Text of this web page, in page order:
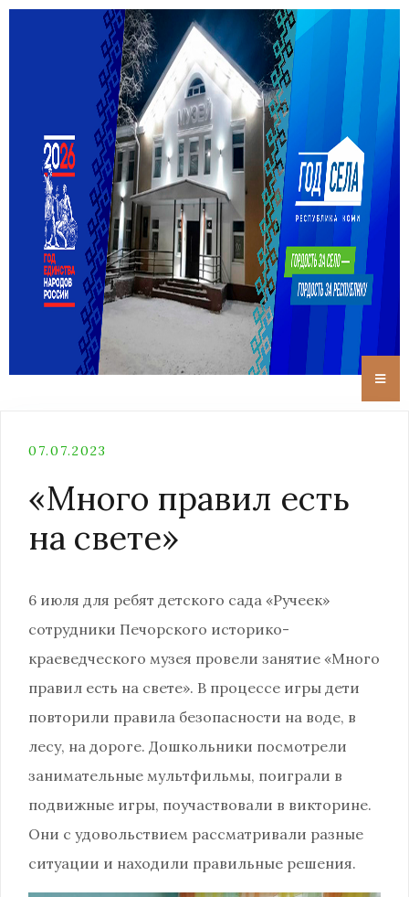
07.07.2023
«Много правил есть
на свете»
6 июля для ребят детского сада «Ручеек»
сотрудники Печорского историко-
краеведческого музея провели занятие «Много
правил есть на свете». В процессе игры дети
повторили правила безопасности на воде, в
лесу, на дороге. Дошкольники посмотрели
занимательные мультфильмы, поиграли в
подвижные игры, поучаствовали в викторине.
Они с удовольствием рассматривали разные
ситуации и находили правильные решения.